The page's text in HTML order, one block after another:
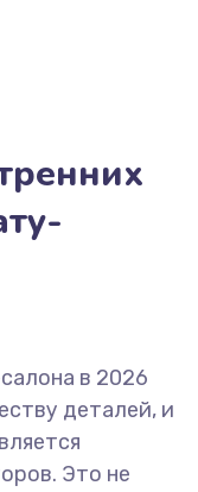
в 2026
деталей, и
Это не